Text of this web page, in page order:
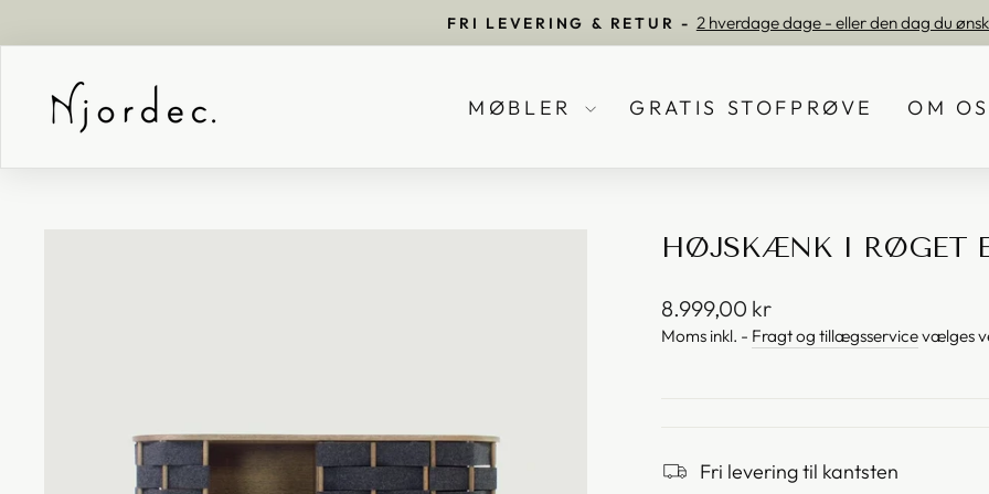
Pause
FRI LEVERING & RETUR - 2 hverdage dage - eller den dag du
MØBLER GRATIS STOFPRØVE OM OS
HØJSKÆNK I RØGET
Vejl.
pris
8.999,00 kr
Moms inkl. - Fragt og tillægsservicevælges
Fri levering til kantsten